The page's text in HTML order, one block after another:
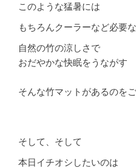
このような猛暑には
もちろんクーラーなど必要
自然の竹の涼しさで
おだやかな快眠をうながす
そんな竹マットがあるのを
そして、そして
本日イチオシしたいのは